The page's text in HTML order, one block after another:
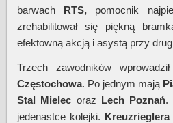
barwach RTS, pomocnik
zrehabilitował się piękną
efektowną akcją i asystą przy
Trzech zawodników
Częstochowa. Po jednym mają
Stal Mielec oraz Lech Poznań.
jedenastce kolejki. Kreuzrieglera